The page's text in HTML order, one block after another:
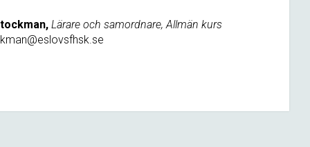
Lärare och samordnare, Allmän kurs